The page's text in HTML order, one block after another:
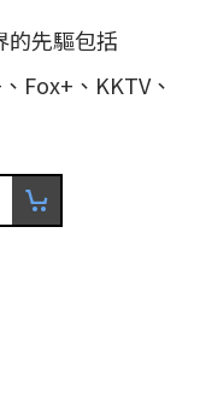
的先驅包括
Fox+、KKTV、